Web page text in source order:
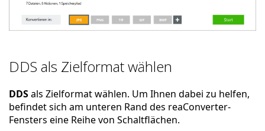
DDS als Zielformat wählen
DDSals Zielformat wählen. Um Ihnen dabei zu helfen,
befindet sich am unteren Rand des reaConverter-
Fensters eine Reihe von Schaltflächen.